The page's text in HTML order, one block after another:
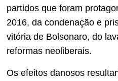
partidos que foram
2016, da condenação e
vitória de Bolsonaro, do
reformas neoliberais.
Os efeitos danosos